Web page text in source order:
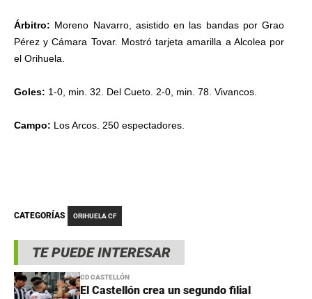
TE PUEDE INTERESAR
CD CASTELLÓN
El Castellón crea un segundo filial
Árbitro: Moreno Navarro, asistido en las bandas por Grao
Pérez y Cámara Tovar. Mostró tarjeta amarilla a Alcolea por
el Orihuela.
Goles: 1-0, min. 32. Del Cueto. 2-0, min. 78. Vivancos.
Campo: Los Arcos. 250 espectadores.
CATEGORÍAS ORIHUELA CF